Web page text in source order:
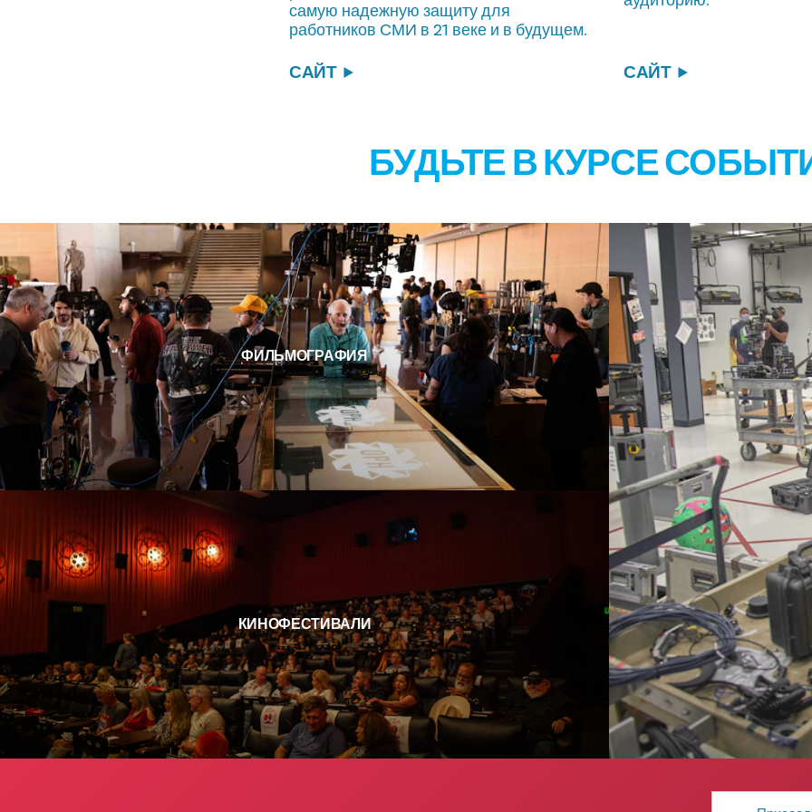
самую надежную защиту для
работников СМИ в 21 веке и в будущем.
САЙТ САЙТ
БУДЬТЕ В КУРСЕ
ФИЛЬМОГРАФИЯ
КИНОФЕСТИВАЛИ
Адрес